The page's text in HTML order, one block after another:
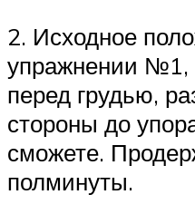
2. Исходное
упражнении №1,
перед грудью,
стороны до
сможете.
полминуты.